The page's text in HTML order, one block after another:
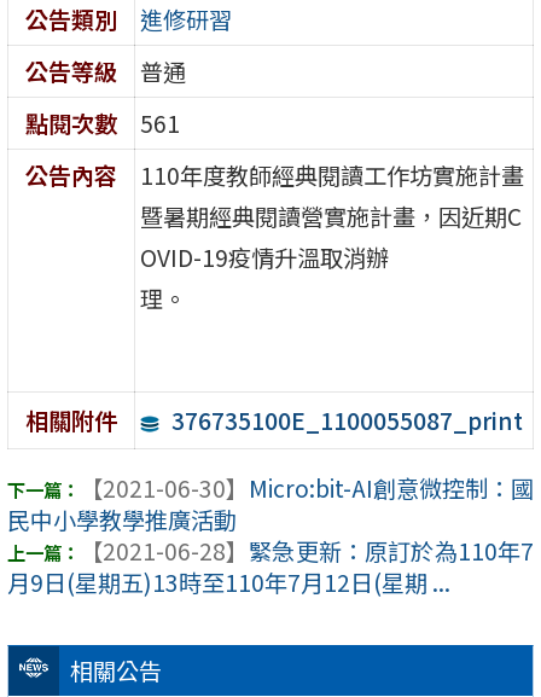
相關公告
公告類別
進修研習
公告等級
普通
點閱次數
561
公告內容
110年度教師經典閱讀工作坊實施計畫
暨暑期經典閱讀營實施計畫，因近期C
OVID-19疫情升溫取消辦
理。
相關附件 376735100E_1100055087_print
【2021-06-30】 Micro:bit-AI創意微控制：國
民中小學教學推廣活動
【2021-06-28】 緊急更新：原訂於為110年7
月9日(星期五)13時至110年7月12日(星期 ...